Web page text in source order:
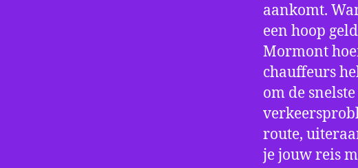
aankomt.
een hoop
Mormont
chauffeurs
om de
route,
je jouw reis